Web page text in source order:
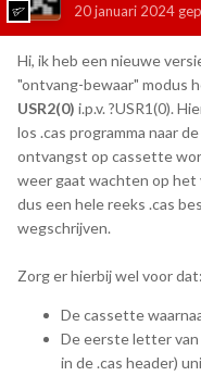
20 januari 2024
Hi, ik heb een nieuwe
"ontvang-bewaar" modus
USR2(0) i.p.v. ?USR1(0).
los .cas programma naar
ontvangst op cassette
weer gaat wachten op het
dus een hele reeks .cas
wegschrijven.
Zorg er hierbij wel voor dat:
De cassette
De eerste letter van
in de .cas header)